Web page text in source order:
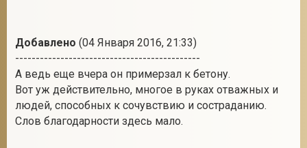
Добавлено (04 Января 2016, 21:33)
---------------------------------------------
А ведь еще вчера он примерзал к бетону.
Вот уж действительно, многое в руках отважных и
людей, способных к сочувствию и состраданию.
Слов благодарности здесь мало.